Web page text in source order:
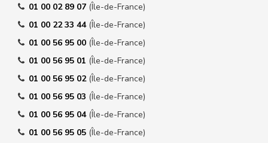
01 00 02 89 07 (Île-de-France)
01 00 22 33 44 (Île-de-France)
01 00 56 95 00 (Île-de-France)
01 00 56 95 01 (Île-de-France)
01 00 56 95 02 (Île-de-France)
01 00 56 95 03 (Île-de-France)
01 00 56 95 04 (Île-de-France)
01 00 56 95 05 (Île-de-France)